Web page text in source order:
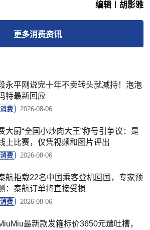
编辑︱胡影雅
更多消费资讯
永平刚说完十年不卖转头就减持！泡泡
特最新回应
消费 2026-08-06
大厨“全国小炒肉大王”称号引争议：是
上比赛，仅凭视频和图片评出
消费 2026-08-06
航拒载22名中国乘客登机回国，专家预
：泰航订单将直接受损
消费 2026-08-06
最新款发箍标价3650元遭吐槽，